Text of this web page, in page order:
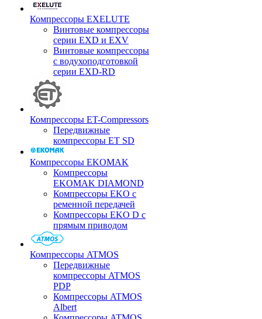
Компрессоры EXELUTE
Винтовые компрессоры
серии EXD и EXV
Винтовые компрессоры
с водухоподготовкой
серии EXD-RD
Компрессоры ET-Compressors
Передвижные
компрессоры ET SD
Компрессоры EKOMAK
Компрессоры
EKOMAK DIAMOND
Компрессоры EKO c
ременной передачей
Компрессоры EKO D с
прямым приводом
Компрессоры ATMOS
Передвижные
компрессоры ATMOS
PDP
Компрессоры ATMOS
Albert